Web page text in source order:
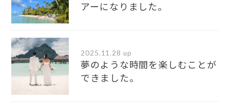
アーになりました。
2025.11.28 up
夢のような時間を楽しむことが
できました。